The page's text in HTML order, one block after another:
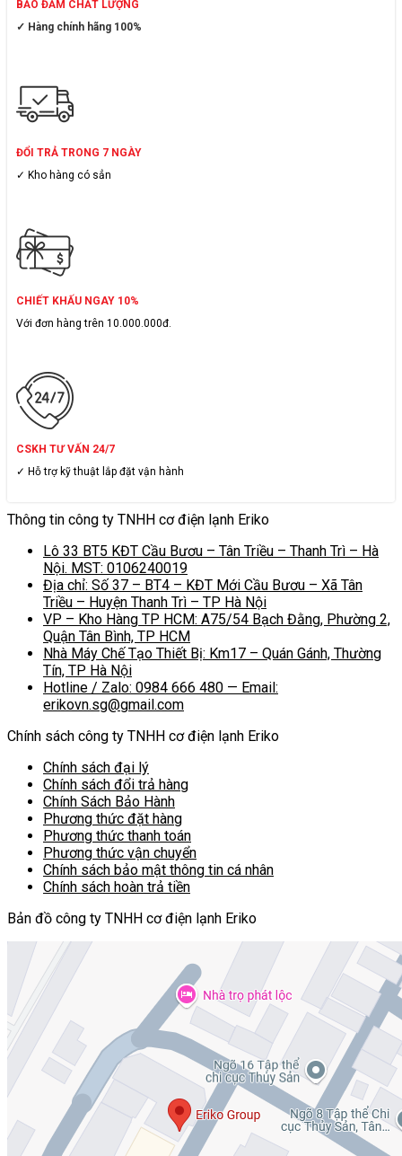
BẢO ĐẢM CHẤT LƯỢNG
✓ Hàng chính hãng 100%
ĐỔI TRẢ TRONG 7 NGÀY
✓ Kho hàng có sẳn
CHIẾT KHẤU NGAY 10%
Với đơn hàng trên 10.000.000đ.
CSKH TƯ VẤN 24/7
✓ Hỗ trợ kỹ thuật lắp đặt vận hành
Thông tin công ty TNHH cơ điện lạnh Eriko
Lô 33 BT5 KĐT Cầu Bươu – Tân Triều – Thanh Trì – Hà
Nội. MST: 0106240019
Địa chỉ: Số 37 – BT4 – KĐT Mới Cầu Bươu – Xã Tân
Triều – Huyện Thanh Trì – TP Hà Nội
VP – Kho Hàng TP HCM: A75/54 Bạch Đằng, Phường 2,
Quận Tân Bình, TP HCM
Nhà Máy Chế Tạo Thiết Bị: Km17 – Quán Gánh, Thường
Tín, TP Hà Nội
Hotline / Zalo: 0984 666 480 — Email:
erikovn.sg@gmail.com
Chính sách công ty TNHH cơ điện lạnh Eriko
Chính sách đại lý
Chính sách đổi trả hàng
Chính Sách Bảo Hành
Phương thức đặt hàng
Phương thức thanh toán
Phương thức vận chuyển
Chính sách bảo mật thông tin cá nhân
Chính sách hoàn trả tiền
Bản đồ công ty TNHH cơ điện lạnh Eriko